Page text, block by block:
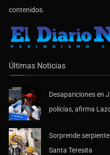
contenidos.
Últimas Noticias
Desapariciones en
policías, afirma
Sorprende
Santa Teresita